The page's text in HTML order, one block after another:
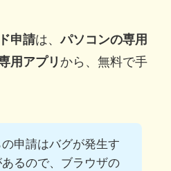
申請は、パソコンの専用
用アプリ から、無料で手
申請はバグが発生す
るので、ブラウザの